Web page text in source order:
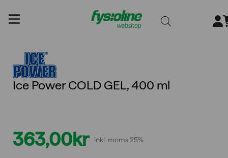
innehållet
Ice Power COLD GEL, 400 ml
363,00kr inkl. moms 25%